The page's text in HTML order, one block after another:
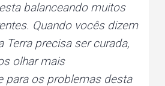
balanceando muitos
Quando vocês dizem
Terra precisa ser curada,
olhar mais
para os problemas desta